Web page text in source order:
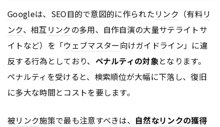
Googleは、 SEO目的で意図的に作られたリンク （有料リ
ンク、相互リンクの多用、自作自演の大量サテライトサ
イトなど）を「ウェブマスター向けガイドライン」に違
反する行為としており、 ペナルティの対象となります。
ペナルティを受けると、検索順位が大幅に下落し、復旧
に多大な時間とコストを要します。
被リンク施策で最も注意すべきは、 自然なリンクの獲得